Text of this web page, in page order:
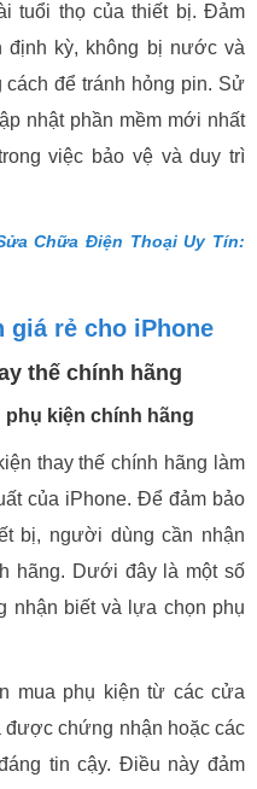
tuổi thọ của thiết bị. Đảm
định kỳ, không bị nước và
cách để tránh hỏng pin. Sử
nhật phần mềm mới nhất
việc bảo vệ và duy trì
Chữa Điện Thoại Uy Tín:
giá rẻ cho iPhone
thế chính hãng
phụ kiện chính hãng
thay thế chính hãng làm
của iPhone. Để đảm bảo
bị, người dùng cần nhận
hãng. Dưới đây là một số
nhận biết và lựa chọn phụ
mua phụ kiện từ các cửa
được chứng nhận hoặc các
tin cậy. Điều này đảm